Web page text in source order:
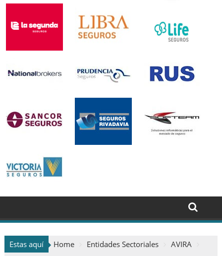
Estas aquí Home Entidades Sectoriales
AVIRA